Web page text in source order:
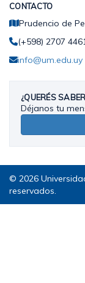
CONTACTO
Prudencio de
(+598) 2707
info@um.edu.uy
¿QUERÉS
Déjanos tu
© 2026
reservados.